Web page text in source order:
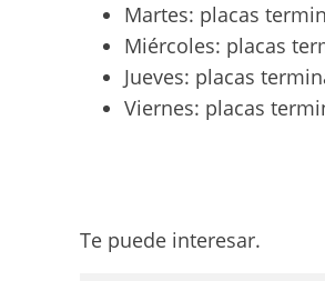
Martes: placas
Miércoles: placas
Jueves: placas
Viernes: placas
Te puede interesar.